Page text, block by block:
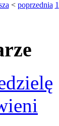
< poprzednia 1